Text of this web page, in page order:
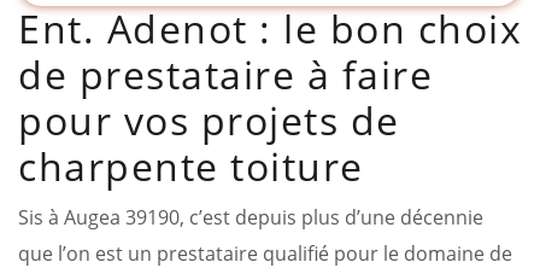
Ent. Adenot : le bon choix
de prestataire à faire
pour vos projets de
charpente toiture
Sis à Augea 39190, c’est depuis plus d’une décennie
que l’on est un prestataire qualifié pour le domaine de